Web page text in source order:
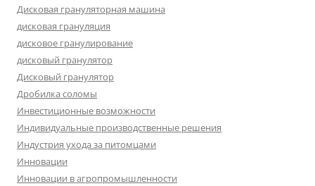
Дисковая грануляторная машина
дисковая грануляция
дисковое гранулирование
дисковый гранулятор
Дисковый гранулятор
Дробилка соломы
Инвестиционные возможности
Индивидуальные производственные решения
Индустрия ухода за питомцами
Инновации
Инновации в агропромышленности